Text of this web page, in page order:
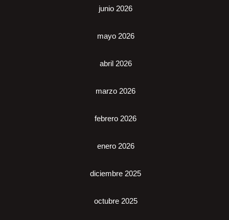
junio 2026
mayo 2026
abril 2026
marzo 2026
febrero 2026
enero 2026
diciembre 2025
octubre 2025